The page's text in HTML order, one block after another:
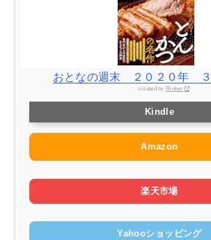
おとなの週末 ２０２０年 ３
created by Rinker
Kindle
Amazon
楽天市場
Yahooショッピング